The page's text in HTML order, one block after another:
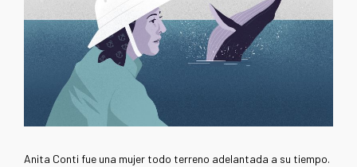
Anita Conti fue una mujer todo terreno adelantada a su tiempo.